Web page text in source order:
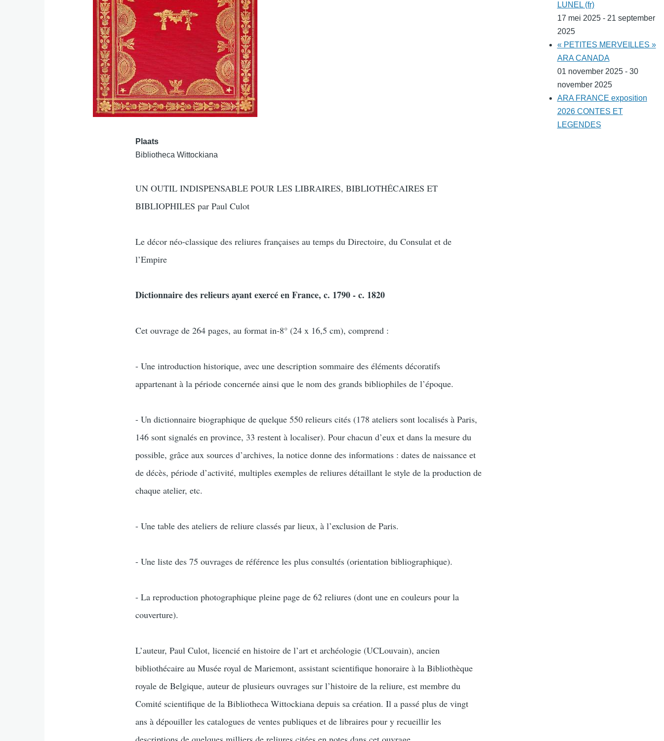
Plaats
Bibliotheca Wittockiana
UN OUTIL INDISPENSABLE POUR LES LIBRAIRES, BIBLIOTHÉCAIRES ET
BIBLIOPHILES par Paul Culot
Le décor néo-classique des reliures françaises au temps du Directoire, du Consulat et de
l’Empire
Dictionnaire des relieurs ayant exercé en France, c. 1790 - c. 1820
Cet ouvrage de 264 pages, au format in-8° (24 x 16,5 cm), comprend :
- Une introduction historique, avec une description sommaire des éléments décoratifs
appartenant à la période concernée ainsi que le nom des grands bibliophiles de l’époque.
- Un dictionnaire biographique de quelque 550 relieurs cités (178 ateliers sont localisés à Paris,
146 sont signalés en province, 33 restent à localiser). Pour chacun d’eux et dans la mesure du
possible, grâce aux sources d’archives, la notice donne des informations : dates de naissance et
de décès, période d’activité, multiples exemples de reliures détaillant le style de la production de
chaque atelier, etc.
- Une table des ateliers de reliure classés par lieux, à l’exclusion de Paris.
- Une liste des 75 ouvrages de référence les plus consultés (orientation bibliographique).
- La reproduction photographique pleine page de 62 reliures (dont une en couleurs pour la
couverture).
L’auteur, Paul Culot, licencié en histoire de l’art et archéologie (UCLouvain), ancien
bibliothécaire au Musée royal de Mariemont, assistant scientifique honoraire à la Bibliothèque
royale de Belgique, auteur de plusieurs ouvrages sur l’histoire de la reliure, est membre du
Comité scientifique de la Bibliotheca Wittockiana depuis sa création. Il a passé plus de vingt
ans à dépouiller les catalogues de ventes publiques et de libraires pour y recueillir les
LUNEL (fr)
17 mei 2025 - 21 september
2025
« PETITES MERVEILLES »
ARA CANADA
01 november 2025 - 30
november 2025
ARA FRANCE exposition
2026 CONTES ET
LEGENDES